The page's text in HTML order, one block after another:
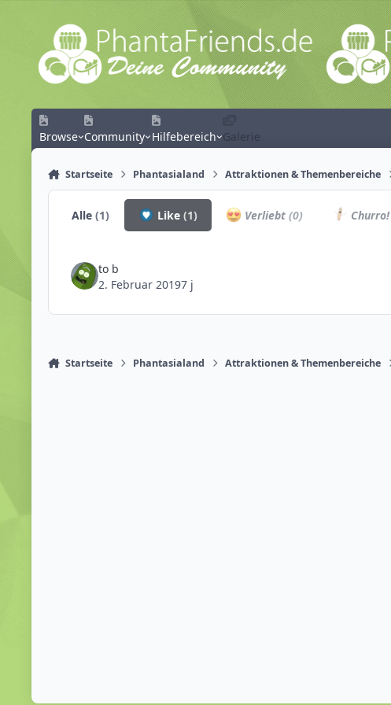
Zum Inhalt springen
Browse Community Hilfebereich Galerie
Startseite Phantasialand Attraktionen & Themenbereiche
Alle(1) Like (1) Verliebt(0) Churro!
to b
2. Februar 20197 j
Startseite Phantasialand Attraktionen & Themenbereiche